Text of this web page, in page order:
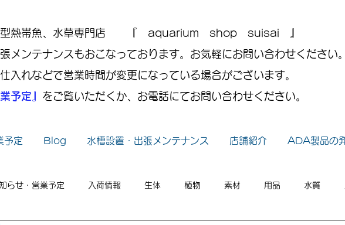
小型熱帯魚、水草専門店 『 aquarium shop suisai 』
メンテナンスもおこなっております。お気軽にお問い合わせください
入れなどで営業時間が変更になっている場合がございます。
予定』 をご覧いただくか、お電話にてお問い合わせください。
予定 Blog 水槽設置・出張メンテナンス 店舗紹介 ADA製品の
らせ・営業予定 入荷情報 生体 植物 素材 用品 水質